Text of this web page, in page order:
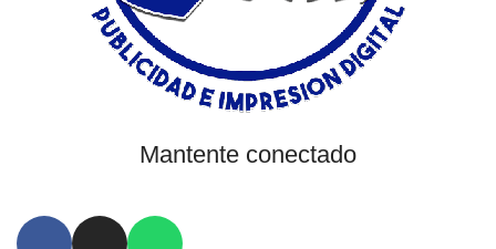
Mantente conectado